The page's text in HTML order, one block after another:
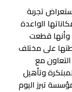
تجربة
الواعدة
وأنها قطعت
على مختلف
مع
وتأهيل
تبرز اليوم